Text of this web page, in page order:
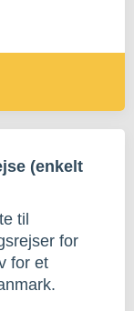
(enkelt
til
for
for et